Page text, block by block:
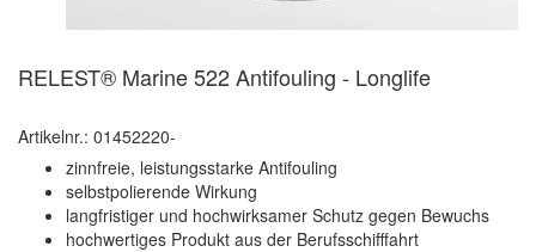
RELEST® Marine 522 Antifouling - Longlife
Artikelnr.: 01452220-
zinnfreie, leistungsstarke Antifouling
selbstpolierende Wirkung
langfristiger und hochwirksamer Schutz gegen Bewuchs
hochwertiges Produkt aus der Berufsschifffahrt